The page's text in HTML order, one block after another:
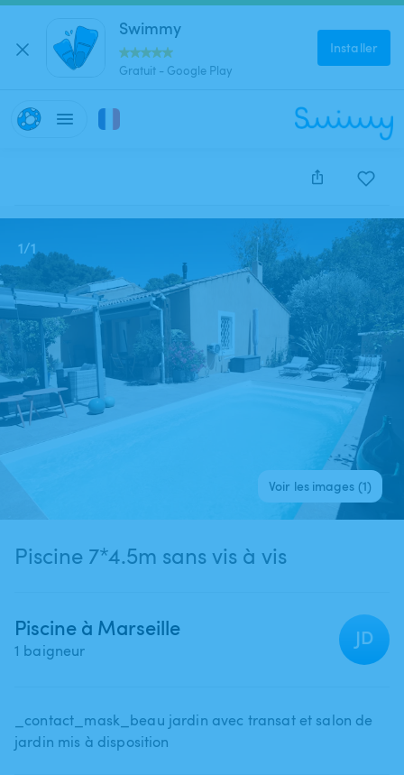
Swimmy
Gratuit - Google Play
Installer
Cette annonce est close et ne peut être réservée.
1/1
Voir les images (1)
Piscine 7*4.5m sans vis à vis
Piscine à Marseille
1 baigneur
JD
_contact_mask_beau jardin avec transat et salon de
jardin mis à disposition